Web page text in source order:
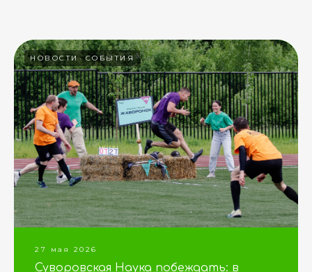
НОВОСТИ СОБЫТИЯ
27 мая 2026
Суворовская Наука побеждать: в